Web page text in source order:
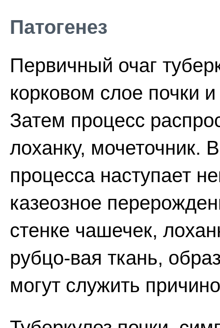
Патогенез
Первичный очаг
корковом слое почки
Затем процесс
лоханку, мочеточник.
процесса наступает
казеозное
стенке чашечек,
рубцо-вая ткань,
могут служить